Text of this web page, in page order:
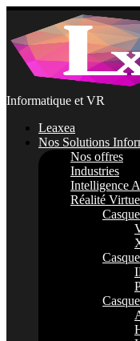
Passer
contenu
Informatique et VR
Leaxea
Nos Solutions
Nos offres
Industries
Intelligence
Réalité